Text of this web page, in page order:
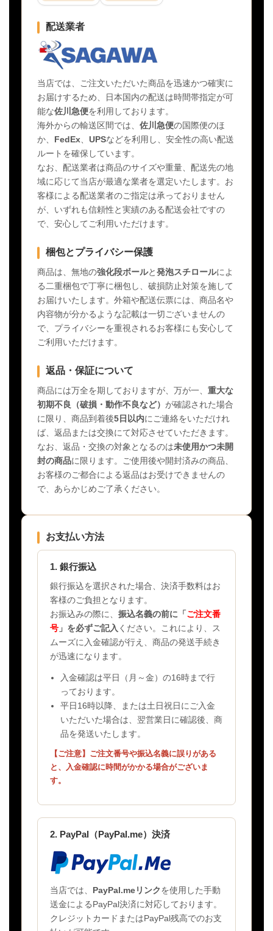
配送業者
当店では、ご注文いただいた商品を迅速かつ確実に
お届けするため、日本国内の配送は時間帯指定が可
能な佐川急便を利用しております。
海外からの輸送区間では、 佐川急便の国際便のほ
か、 FedEx、 UPSなどを利用し、安全性の高い配送
ルートを確保しています。
なお、配送業者は商品のサイズや重量、配送先の地
域に応じて当店が最適な業者を選定いたします。お
客様による配送業者のご指定は承っておりません
が、いずれも信頼性と実績のある配送会社ですの
で、安心してご利用いただけます。
梱包とプライバシー保護
商品は、無地の強化段ボールと発泡スチロールによ
る二重梱包で丁寧に梱包し、破損防止対策を施して
お届けいたします。外箱や配送伝票には、商品名や
内容物が分かるような記載は一切ございませんの
で、プライバシーを重視されるお客様にも安心して
ご利用いただけます。
返品・保証について
商品には万全を期しておりますが、万が一、 重大な
初期不良（破損・動作不良など） が確認された場合
に限り、商品到着後5日以内にご連絡をいただけれ
ば、返品または交換にて対応させていただきます。
なお、返品・交換の対象となるのは未使用かつ未開
封の商品に限ります。ご使用後や開封済みの商品、
お客様のご都合による返品はお受けできませんの
で、あらかじめご了承ください。
お支払い方法
1. 銀行振込
銀行振込を選択された場合、決済手数料はお
客様のご負担となります。
お振込みの際に、 振込名義の前に「 ご注文番
号 」を必ずご記入 ください。これにより、ス
ムーズに入金確認が行え、商品の発送手続き
が迅速になります。
入金確認は平日（月～金）の16時まで行
っております。
平日16時以降、または土日祝日にご入金
いただいた場合は、翌営業日に確認後、商
品を発送いたします。
【ご注意】ご注文番号や振込名義に誤りがある
と、入金確認に時間がかかる場合がございま
す。
2. PayPal（PayPal.me）決済
当店では、 PayPal.meリンクを使用した手動
送金によるPayPal決済に対応しております。
クレジットカードまたはPayPal残高でのお支